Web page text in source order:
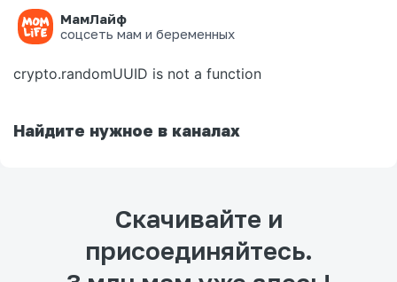
МамЛайф
соцсеть мам и беременных
Ошибка на странице
crypto.randomUUID is not a function
Найдите нужное в каналах
Скачивайте и
присоединяйтесь.